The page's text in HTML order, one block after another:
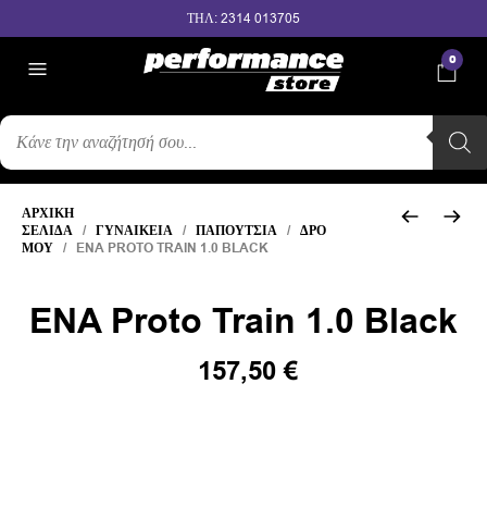
ΤΗΛ: 2314 013705
0
ΑΝΑΖΉΤΗΣΗ
ΠΡΟΪΌΝΤΩΝ
ΑΡΧΙΚΉ
ΣΕΛΊΔΑ / ΓΥΝΑΙΚΕΊΑ / ΠΑΠΟΎΤΣΙΑ / ΔΡΌ
ΜΟΥ / ENA PROTO TRAIN 1.0 BLACK
ENA Proto Train 1.0 Black
Original
157,50€Η